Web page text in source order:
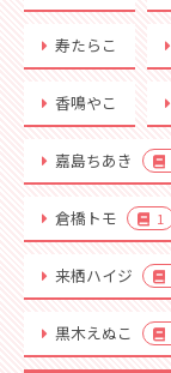
寿たらこ
香鳴やこ
嘉島ちあき
倉橋トモ 1
来栖ハイジ
黒木えぬこ